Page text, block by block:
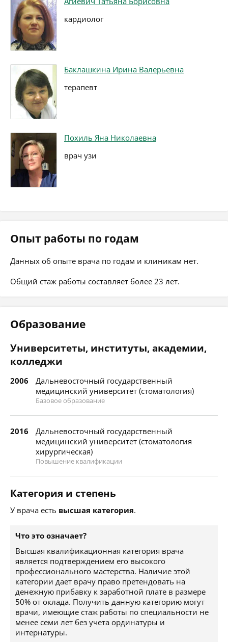
кардиолог
Баклашкина Ирина Валерьевна
терапевт
Похиль Яна Николаевна
врач узи
Опыт работы по годам
Данных об опыте врача по годам и клиникам нет.
Общий стаж работы составляет более 23 лет.
Образование
Университеты, институты, академии,
колледжи
2006
Дальневосточный государственный
медицинский университет (стоматология)
Базовое образование
2016
Дальневосточный государственный
медицинский университет (стоматология
хирургическая)
Повышение квалификации
Категория и степень
У врача есть высшая категория.
Что это означает?
Высшая квалификационная категория врача
является подтверждением его высокого
профессионального мастерства. Наличие этой
категории дает врачу право претендовать на
денежную прибавку к заработной плате в размере
50% от оклада. Получить данную категорию могут
врачи, имеющие стаж работы по специальности не
менее семи лет без учета ординатуры и
интернатуры.